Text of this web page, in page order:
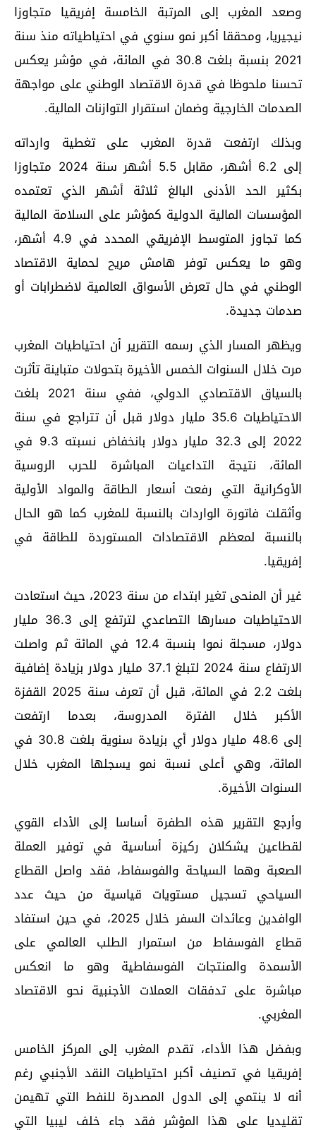
وصعد المغرب إلى المرتبة الخامسة إفريقيا متجاوزا
نيجيريا، ومحققا أكبر نمو سنوي في احتياطياته منذ سنة
2021 بنسبة بلغت 30.8 في المائة، في مؤشر يعكس
تحسنا ملحوظا في قدرة الاقتصاد الوطني على مواجهة
الصدمات الخارجية وضمان استقرار التوازنات المالية.
وبذلك ارتفعت قدرة المغرب على تغطية وارداته
إلى 6.2 أشهر، مقابل 5.5 أشهر سنة 2024 متجاوزا
بكثير الحد الأدنى البالغ ثلاثة أشهر الذي تعتمده
المؤسسات المالية الدولية كمؤشر على السلامة المالية
كما تجاوز المتوسط الإفريقي المحدد في 4.9 أشهر،
وهو ما يعكس توفر هامش مريح لحماية الاقتصاد
الوطني في حال تعرض الأسواق العالمية لاضطرابات أو
صدمات جديدة.
ويظهر المسار الذي رسمه التقرير أن احتياطيات المغرب
مرت خلال السنوات الخمس الأخيرة بتحولات متباينة تأثرت
بالسياق الاقتصادي الدولي، ففي سنة 2021 بلغت
الاحتياطيات 35.6 مليار دولار قبل أن تتراجع في سنة
2022 إلى 32.3 مليار دولار بانخفاض نسبته 9.3 في
المائة، نتيجة التداعيات المباشرة للحرب الروسية
الأوكرانية التي رفعت أسعار الطاقة والمواد الأولية
وأثقلت فاتورة الواردات بالنسبة للمغرب كما هو الحال
بالنسبة لمعظم الاقتصادات المستوردة للطاقة في
إفريقيا.
غير أن المنحى تغير ابتداء من سنة 2023، حيث استعادت
الاحتياطيات مسارها التصاعدي لترتفع إلى 36.3 مليار
دولار، مسجلة نموا بنسبة 12.4 في المائة ثم واصلت
الارتفاع سنة 2024 لتبلغ 37.1 مليار دولار بزيادة إضافية
بلغت 2.2 في المائة، قبل أن تعرف سنة 2025 القفزة
الأكبر خلال الفترة المدروسة، بعدما ارتفعت
إلى 48.6 مليار دولار أي بزيادة سنوية بلغت 30.8 في
المائة، وهي أعلى نسبة نمو يسجلها المغرب خلال
السنوات الأخيرة.
وأرجع التقرير هذه الطفرة أساسا إلى الأداء القوي
لقطاعين يشكلان ركيزة أساسية في توفير العملة
الصعبة وهما السياحة والفوسفاط، فقد واصل القطاع
السياحي تسجيل مستويات قياسية من حيث عدد
الوافدين وعائدات السفر خلال 2025، في حين استفاد
قطاع الفوسفاط من استمرار الطلب العالمي على
الأسمدة والمنتجات الفوسفاطية وهو ما انعكس
مباشرة على تدفقات العملات الأجنبية نحو الاقتصاد
المغربي.
وبفضل هذا الأداء، تقدم المغرب إلى المركز الخامس
إفريقيا في تصنيف أكبر احتياطيات النقد الأجنبي رغم
أنه لا ينتمي إلى الدول المصدرة للنفط التي تهيمن
تقليديا على هذا المؤشر فقد جاء خلف ليبيا التي